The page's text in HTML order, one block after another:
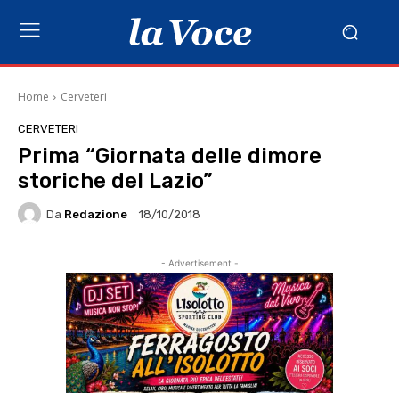
Home Cerveteri
CERVETERI
Prima “Giornata delle dimore
storiche del Lazio”
Da Redazione 18/10/2018
- Advertisement -